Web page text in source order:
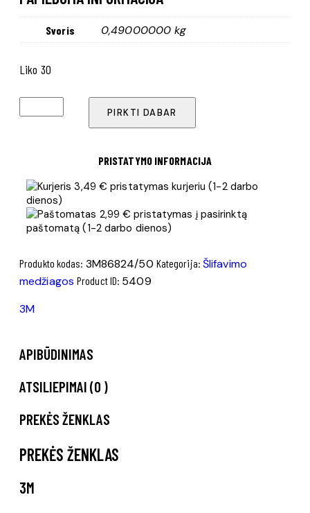
Svoris 0,49000000 kg
Liko 30
kiekis:
80+
150
mm
(50
PIRKTI DABAR
PRISTATYMO INFORMACIJA
3,49 € pristatymas kurjeriu (1-2 darbo
dienos)
2,99 € pristatymas į pasirinktą
paštomatą (1-2 darbo dienos)
Produkto kodas: 3M86824/50 Kategorija: Šlifavimo
medžiagos Product ID: 5409
3M
APIBŪDINIMAS
ATSILIEPIMAI (0 )
PREKĖS ŽENKLAS
PREKĖS ŽENKLAS
3M